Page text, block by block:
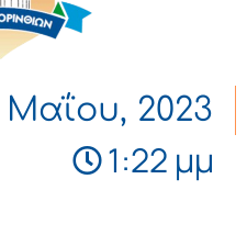
Μαΐου, 2023
1:22 μμ